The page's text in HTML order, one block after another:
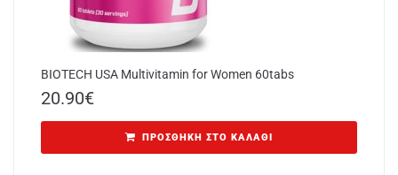
BIOTECH USA Multivitamin for Women 60tabs
20.90€
ΠΡΟΣΘΉΚΗ ΣΤΟ ΚΑΛΆΘΙ